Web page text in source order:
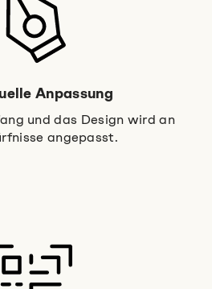
Anpassung
und das Design wird an
angepasst.